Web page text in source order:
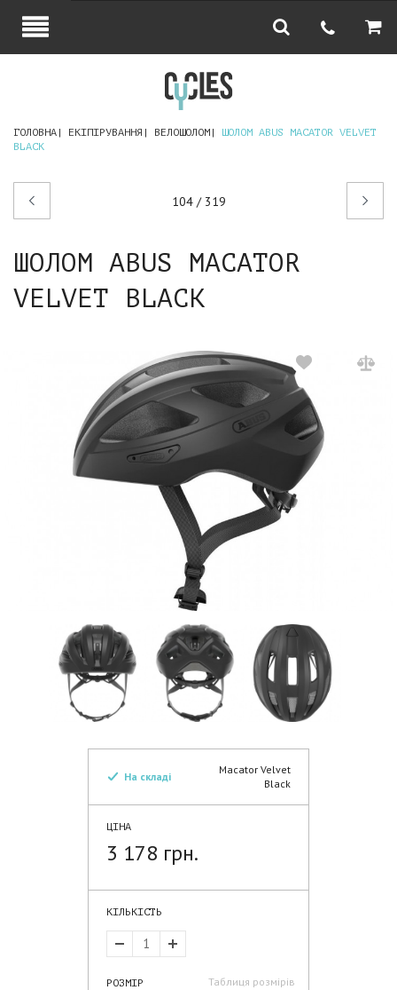
ГОЛОВНА ЕКІПІРУВАННЯ ВЕЛОШОЛОМ
ШОЛОМ ABUS MACATOR VELVET
BLACK
104 / 319
Наступний
ШОЛОМ ABUS MACATOR
VELVET BLACK
На складі
Macator Velvet
Black
ЦІНА
3 178 грн.
КІЛЬКІСТЬ
РОЗМІР Таблиця розмірів